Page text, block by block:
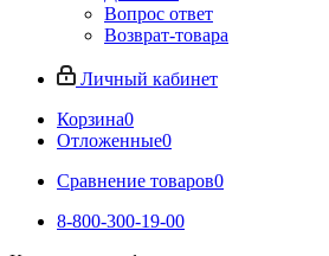
Вопрос ответ
Возврат-товара
Личный кабинет
Корзина0
Отложенные0
Сравнение товаров0
8-800-300-19-00